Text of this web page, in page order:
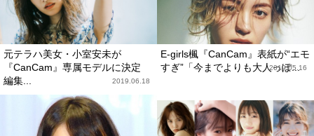
元テラハ美女・小室安未が
『CanCam』専属モデルに決定
編集...
2019.06.18
E-girls楓『CanCam』表紙が“エモ
すぎ”「今までよりも大人っぽ...
2019.05.16